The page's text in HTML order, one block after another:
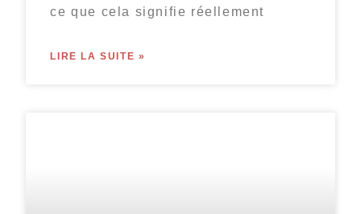
ce que cela signifie réellement
LIRE LA SUITE »